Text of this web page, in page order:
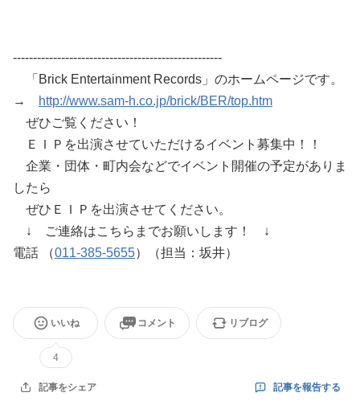
----------------------------------------------------
「Brick Entertainment Records」のホームページです。
→
http://www.sam-h.co.jp/brick/BER/top.htm
ぜひご覧ください！
ＥＩＰを出演させていただけるイベント募集中！！
企業・団体・町内会などでイベント開催の予定がありま
したら
ぜひＥＩＰを出演させてください。
↓ ご連絡はこちらまでお願いします！ ↓
電話 （011-385-5655）（担当：坂井）
いいね
4
コメント リブログ
記事をシェア 記事を報告する